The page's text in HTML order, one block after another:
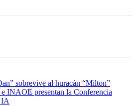
sobrevive al huracán “Milton”
INAOE presentan la Conferencia
IA